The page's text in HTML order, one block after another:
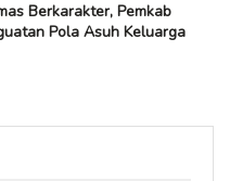
Berkarakter, Pemkab
Pola Asuh Keluarga